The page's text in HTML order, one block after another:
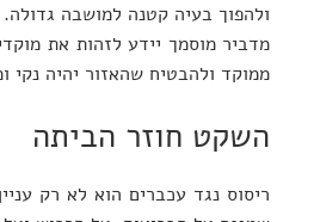
ולהפוך בעיה קטנה למושבה גדולה.
מדביר מוסמך יידע לזהות את
ממוקד ולהבטיח שהאזור יהיה נקי
השקט חוזר הביתה
ריסוס נגד עכברים הוא לא רק